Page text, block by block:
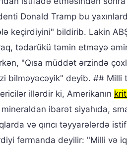
Donald Tramp bu
keçirdiyini" bildirib. Lakin
tədarükü təmin etməyə
"Qısa müddət ərzində
bilməyəcəyik" deyib. ## Milli
illərdir ki, Amerikanın
ibarət siyahıda,
və qırıcı təyyarələrdə
fərmanda deyilir: "Milli və